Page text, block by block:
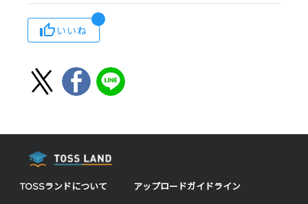
いいね
TOSSランドについて アップロードガイドライン